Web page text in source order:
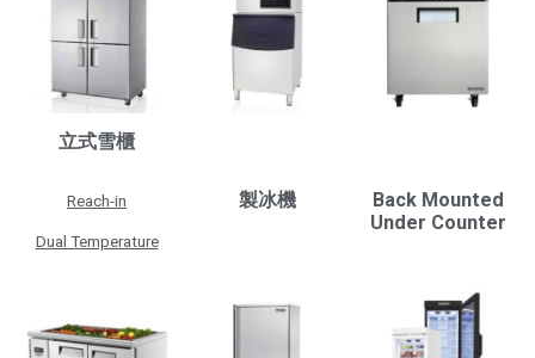
立式雪櫃
Reach-in
Dual Temperature
製冰機
Back Mounted
Under Counter